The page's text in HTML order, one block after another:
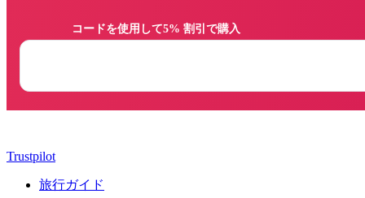
Trustpilot
旅行ガイド